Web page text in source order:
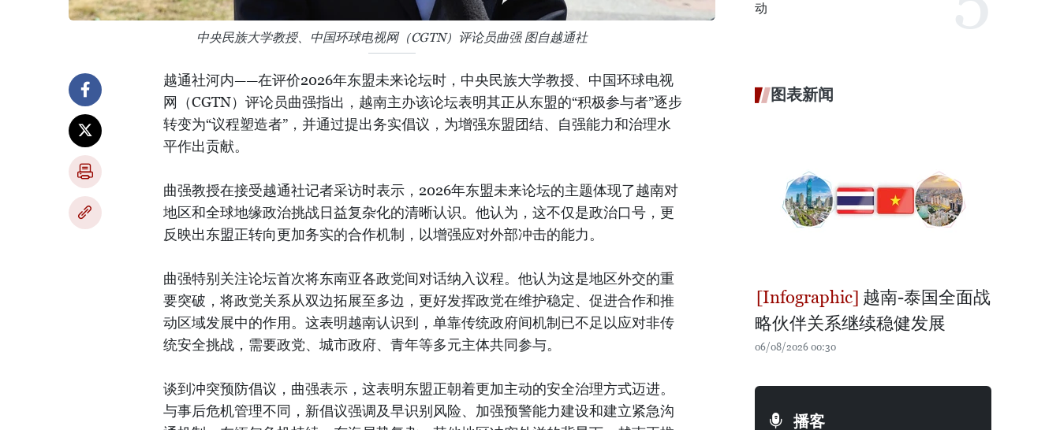
中央民族大学教授、中国环球电视网（CGTN）评论员曲强 图自越通社
越通社河内——在评价2026年东盟未来论坛时，中央民族大学教授、中国环球电视
网（CGTN）评论员曲强指出，越南主办该论坛表明其正从东盟的“积极参与者”逐步
转变为“议程塑造者”，并通过提出务实倡议，为增强东盟团结、自强能力和治理水
平作出贡献。
曲强教授在接受越通社记者采访时表示，2026年东盟未来论坛的主题体现了越南对
地区和全球地缘政治挑战日益复杂化的清晰认识。他认为，这不仅是政治口号，更
反映出东盟正转向更加务实的合作机制，以增强应对外部冲击的能力。
曲强特别关注论坛首次将东南亚各政党间对话纳入议程。他认为这是地区外交的重
要突破，将政党关系从双边拓展至多边，更好发挥政党在维护稳定、促进合作和推
动区域发展中的作用。这表明越南认识到，单靠传统政府间机制已不足以应对非传
统安全挑战，需要政党、城市政府、青年等多元主体共同参与。
谈到冲突预防倡议，曲强表示，这表明东盟正朝着更加主动的安全治理方式迈进。
与事后危机管理不同，新倡议强调及早识别风险、加强预警能力建设和建立紧急沟
动
图表新闻
越南-泰国全面战
略伙伴关系继续稳健发展
06/08/2026 00:30
播客